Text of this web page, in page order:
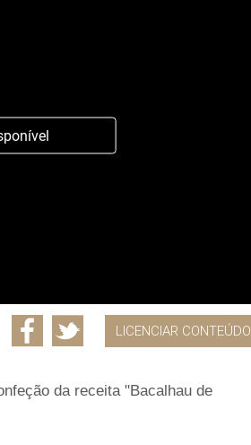
LICENCIAR CONTEÚDO
da receita "Bacalhau de